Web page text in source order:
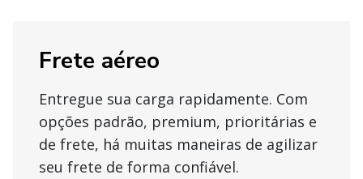
Frete aéreo
Entregue sua carga rapidamente. Com
opções padrão, premium, prioritárias e
de frete, há muitas maneiras de agilizar
seu frete de forma confiável.